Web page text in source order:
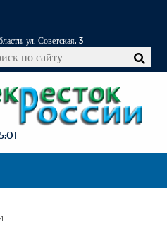
ул. Советская, 3